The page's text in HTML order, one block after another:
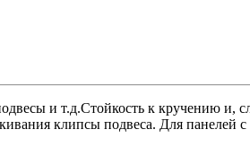
и т.д.Стойкость к кручению и,
клипсы подвеса. Для панелей